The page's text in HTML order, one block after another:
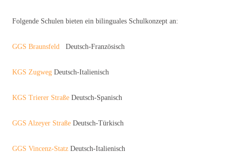
Folgende Schulen bieten ein bilinguales Schulkonzept an:
GGS Braunsfeld Deutsch-Französisch
KGS Zugweg Deutsch-Italienisch
KGS Trierer Straße Deutsch-Spanisch
GGS Alzeyer Straße Deutsch-Türkisch
GGS Vincenz-Statz Deutsch-Italienisch